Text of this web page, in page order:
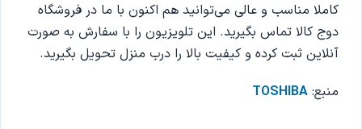
کاملا مناسب و عالی می‌توانید هم اکنون با ما در فروشگاه
دوج کالا تماس بگیرید. این تلویزیون را با سفارش به صورت
آنلاین ثبت کرده و کیفیت بالا را درب منزل تحویل بگیرید.
منبع: TOSHIBA